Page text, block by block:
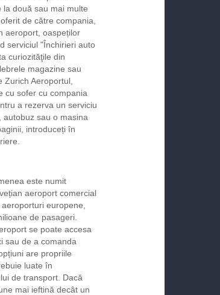
două sau mai multe
de către compania,
aeroport, oaspeților
serviciul "Închirieri auto
curiozităţile din
magazine sau
Aeroportul,
cu sofer cu compania
a rezerva un serviciu
sau o masina
introduceți în
este numit
aeroport comercial
europene,
de pasageri.
se poate accesa
sau de a comanda
are propriile
luate în
de transport. Dacă
mai ieftină decât un